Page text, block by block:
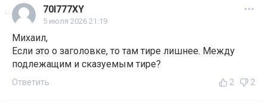
70I777XY
5 июля 2026 21:19
Михаил,
Если это о заголовке, то там тире лишнее. Между
подлежащим и сказуемым тире?
Ответить 2 2